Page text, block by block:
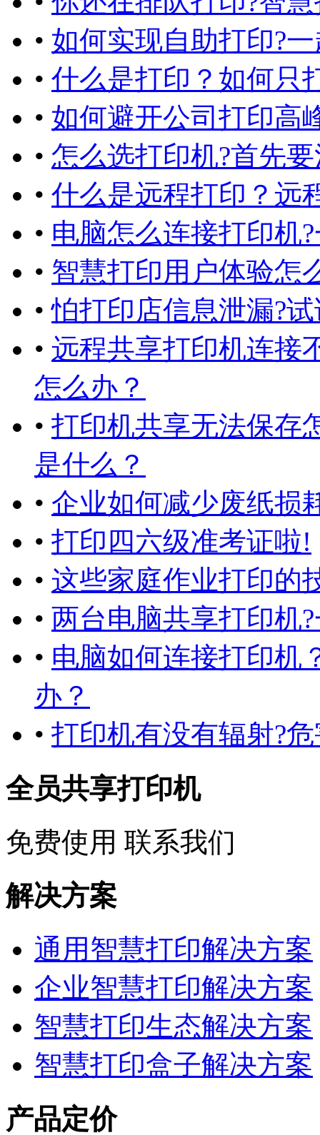
• 如何实现自助打印?
• 什么是打印？如何只
• 如何避开公司打印高
• 怎么选打印机?首先
• 什么是远程打印？远
• 电脑怎么连接打印机
• 智慧打印用户体验怎
•怕打印店信息泄漏?
• 远程共享打印机连接
怎么办？
• 打印机共享无法保存
是什么？
• 企业如何减少废纸损
• 打印四六级准考证啦!
• 这些家庭作业打印的
• 两台电脑共享打印机
• 电脑如何连接打印机
办？
• 打印机有没有辐射?
全员共享打印机
免费使用 联系我们
解决方案
通用智慧打印解决方案
企业智慧打印解决方案
智慧打印生态解决方案
智慧打印盒子解决方案
产品定价